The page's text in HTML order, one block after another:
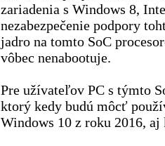
zariadenia s Windows 8,
nezabezpečenie podpory
jadro na tomto SoC
vôbec nenabootuje.
Pre užívateľov PC s týmto
ktorý kedy budú môcť
Windows 10 z roku 2016,